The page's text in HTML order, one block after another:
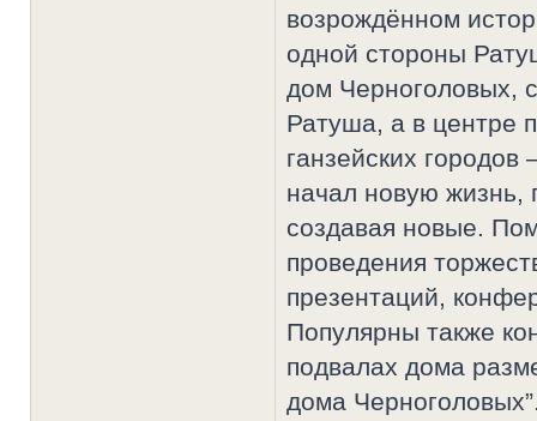
возрождённом
одной стороны
дом Черноголовых,
Ратуша, а в центре
ганзейских
начал новую жизнь,
создавая новые.
проведения
презентаций,
Популярны также
подвалах дома
дома